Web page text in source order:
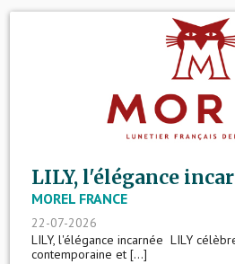
LILY, l'élégance
MOREL FRANCE
22-07-2026
LILY, l'élégance incarnée LILY
contemporaine et [...]